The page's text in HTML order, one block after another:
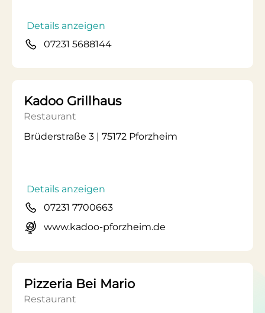
Details anzeigen
07231 5688144
Kadoo Grillhaus
Restaurant
Brüderstraße 3 | 75172 Pforzheim
Details anzeigen
07231 7700663
www.kadoo-pforzheim.de
Pizzeria Bei Mario
Restaurant